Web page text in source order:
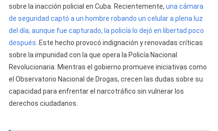
sobre la inacción policial en Cuba. Recientemente, una cámara
de seguridad captó a un hombre robando un celular a plena luz
del día; aunque fue capturado, la policía lo dejó en libertad poco
después. Este hecho provocó indignación y renovadas críticas
sobre la impunidad con la que opera la Policía Nacional
Revolucionaria. Mientras el gobierno promueve iniciativas como
el Observatorio Nacional de Drogas, crecen las dudas sobre su
capacidad para enfrentar el narcotráfico sin vulnerar los
derechos ciudadanos.